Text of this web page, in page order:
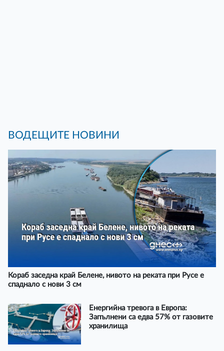
ВОДЕЩИТЕ НОВИНИ
Кораб заседна край Белене, нивото на реката при Русе е
спаднало с нови 3 см
Енергийна тревога в Европа:
Запълнени са едва 57% от газовите
хранилища